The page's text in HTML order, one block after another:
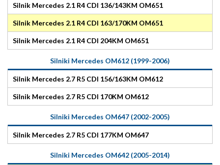
Silnik Mercedes 2.1 R4 CDI 136/143KM OM651
Silnik Mercedes 2.1 R4 CDI 163/170KM OM651
Silnik Mercedes 2.1 R4 CDI 204KM OM651
Silniki Mercedes OM612 (1999-2006)
Silnik Mercedes 2.7 R5 CDI 156/163KM OM612
Silnik Mercedes 2.7 R5 CDI 170KM OM612
Silniki Mercedes OM647 (2002-2005)
Silnik Mercedes 2.7 R5 CDI 177KM OM647
Silniki Mercedes OM642 (2005-2014)